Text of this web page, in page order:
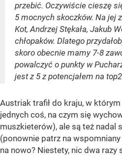
przebić. Oczywiście cieszę
5 mocnych skoczków. Na jej
Kot, Andrzej Stękała, Jakub
chłopaków. Dlatego
skoro obecnie mamy 7-8
powalczyć o punkty w
jest z 5 z potencjałem na
Austriak trafił do kraju, w
jednych coś, na czym się
muszkieterów), ale są też nadal
(ponownie patrz na wspomniany
na nowo? Niestety, nic dwa razy